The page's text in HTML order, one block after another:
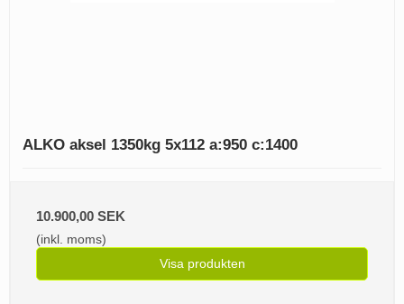
ALKO aksel 1350kg 5x112 a:950 c:1400
10.900,00 SEK
(inkl. moms)
Visa produkten